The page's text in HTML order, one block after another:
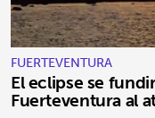
FUERTEVENTURA
El eclipse se
Fuerteventura al